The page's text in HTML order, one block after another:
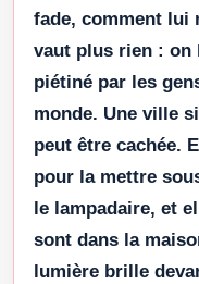
fade, comment lui
vaut plus rien : on
piétiné par les
monde. Une ville
peut être cachée.
pour la mettre
le lampadaire, et
sont dans la
lumière brille